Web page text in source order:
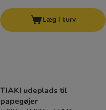
Læg i kurv
TIAKI udeplads til
papegøjer